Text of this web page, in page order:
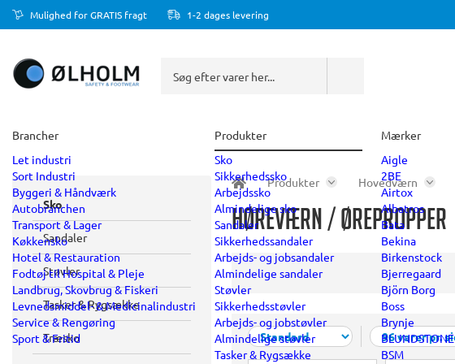
Mulighed for GRATIS fragt 1-2 dages levering
Brancher
Let industri
Sort Industri
Byggeri & Håndværk
Autobranchen
Transport & Lager
Køkkensko
Hotel & Restauration
Fodtøj til Hospital & Pleje
Landbrug, Skovbrug & Fiskeri
Levnedsmiddel- & Medicinalindustri
Service & Rengøring
Sport & Fritid
Produkter
Sko
Sikkerhedssko
Arbejdssko
Almindelige sko
Sandaler
Sikkerhedssandaler
Arbejds- og jobsandaler
Almindelige sandaler
Støvler
Sikkerhedsstøvler
Arbejds- og jobstøvler
Almindelige støvler
Tasker & Rygsække
Mærker
Aigle
2BE
Airtox
Albatros
Bata
Bekina
Birkenstock
Bjerregaard
Björn Borg
Boss
Brynje
BLUNDSTONE
BSM
Sko
Sandaler
Støvler
Tasker & Rygsække
Træsko
Produkter Hovedværn
Høreværn / Ørepropper